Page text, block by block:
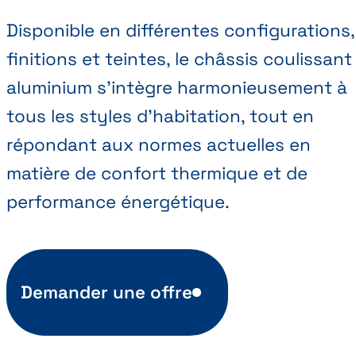
Disponible en différentes configurations,
finitions et teintes, le châssis coulissant
aluminium s’intègre harmonieusement à
tous les styles d’habitation, tout en
répondant aux normes actuelles en
matière de confort thermique et de
performance énergétique.
Demander une offre